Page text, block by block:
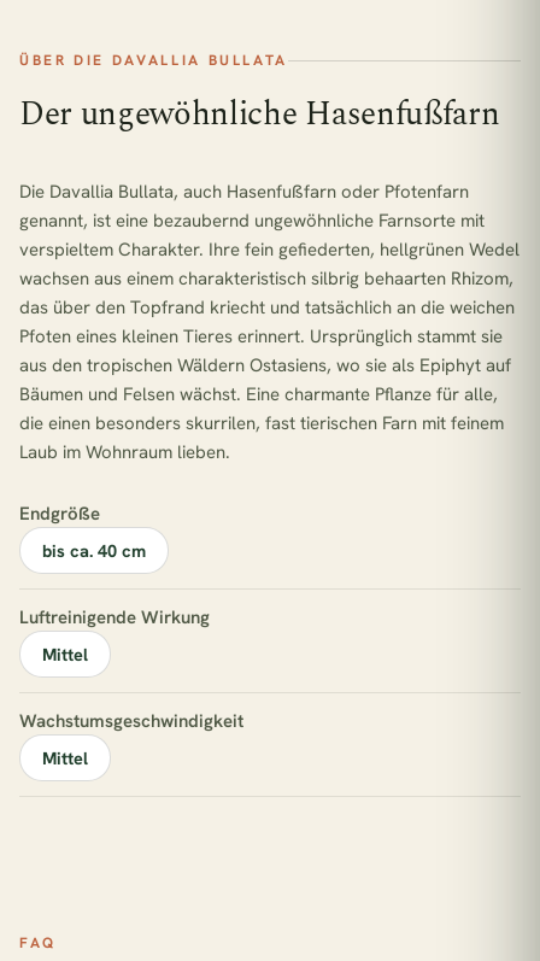
ÜBER DIE DAVALLIA BULLATA
Der ungewöhnliche Hasenfußfarn
Die Davallia Bullata, auch Hasenfußfarn oder Pfotenfarn
genannt, ist eine bezaubernd ungewöhnliche Farnsorte mit
verspieltem Charakter. Ihre fein gefiederten, hellgrünen Wedel
wachsen aus einem charakteristisch silbrig behaarten Rhizom,
das über den Topfrand kriecht und tatsächlich an die weichen
Pfoten eines kleinen Tieres erinnert. Ursprünglich stammt sie
aus den tropischen Wäldern Ostasiens, wo sie als Epiphyt auf
Bäumen und Felsen wächst. Eine charmante Pflanze für alle,
die einen besonders skurrilen, fast tierischen Farn mit feinem
Laub im Wohnraum lieben.
Endgröße
bis ca. 40 cm
Luftreinigende Wirkung
Mittel
Wachstumsgeschwindigkeit
Mittel
FAQ